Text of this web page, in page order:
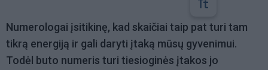
Numerologai įsitikinę, kad skaičiai taip pat turi tam
tikrą energiją ir gali daryti įtaką mūsų gyvenimui.
Todėl buto numeris turi tiesioginės įtakos jo